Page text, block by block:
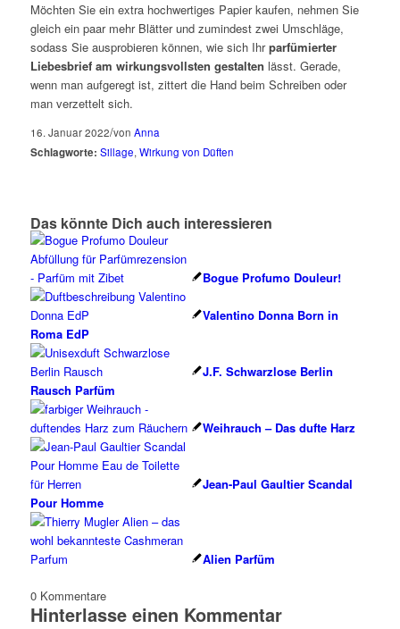
Möchten Sie ein extra hochwertiges Papier kaufen, nehmen Sie
gleich ein paar mehr Blätter und zumindest zwei Umschläge,
sodass Sie ausprobieren können, wie sich Ihrparfümierter
Liebesbrief am wirkungsvollsten gestalten lässt. Gerade,
wenn man aufgeregt ist, zittert die Hand beim Schreiben oder
man verzettelt sich.
16. Januar 2022/von Anna
Schlagworte: Sillage, Wirkung von Düften
Das könnte Dich auch interessieren
Bogue Profumo Douleur!
Valentino Donna Born in
Roma EdP
J.F. Schwarzlose Berlin
Rausch Parfüm
Weihrauch – Das dufte Harz
Jean-Paul Gaultier Scandal
Pour Homme
Alien Parfüm
0 Kommentare
Hinterlasse einen Kommentar